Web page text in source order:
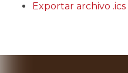
Exportar archivo